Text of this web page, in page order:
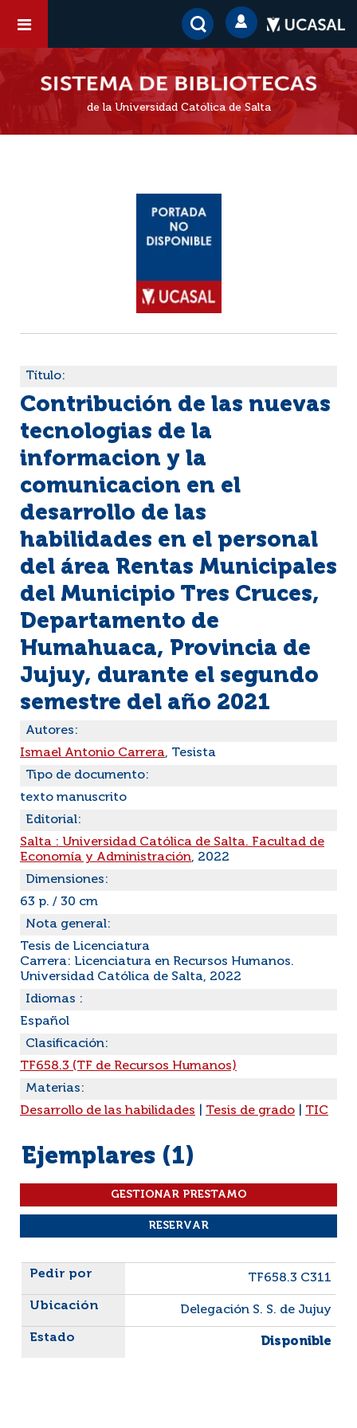
de la Universidad Católica de Salta
Título:
Contribución de las nuevas
tecnologias de la
informacion y la
comunicacion en el
desarrollo de las
habilidades en el personal
del área Rentas Municipales
del Municipio Tres Cruces,
Departamento de
Humahuaca, Provincia de
Jujuy, durante el segundo
semestre del año 2021
Autores:
Ismael Antonio Carrera, Tesista
Tipo de documento:
texto manuscrito
Editorial:
Salta : Universidad Católica de Salta. Facultad de
Economía y Administración, 2022
Dimensiones:
63 p. / 30 cm
Nota general:
Tesis de Licenciatura
Carrera: Licenciatura en Recursos Humanos.
Universidad Católica de Salta, 2022
Idiomas :
Español
Clasificación:
TF658.3 (TF de Recursos Humanos)
Materias:
Desarrollo de las habilidades
Tesis de grado TIC
Ejemplares (1)
Liste des exemplaires
TF658.3 C311
Delegación S. S. de Jujuy
Disponible